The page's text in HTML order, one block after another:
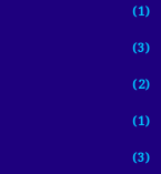
(1)
(3)
(2)
(1)
(3)